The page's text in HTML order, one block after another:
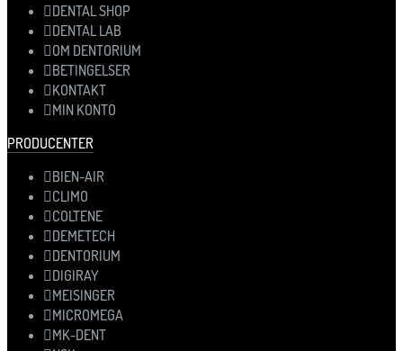
DENTAL SHOP
DENTAL LAB
OM DENTORIUM
BETINGELSER
KONTAKT
MIN KONTO
PRODUCENTER
BIEN-AIR
CLIMO
COLTENE
DEMETECH
DENTORIUM
DIGIRAY
MEISINGER
MICROMEGA
MK-DENT